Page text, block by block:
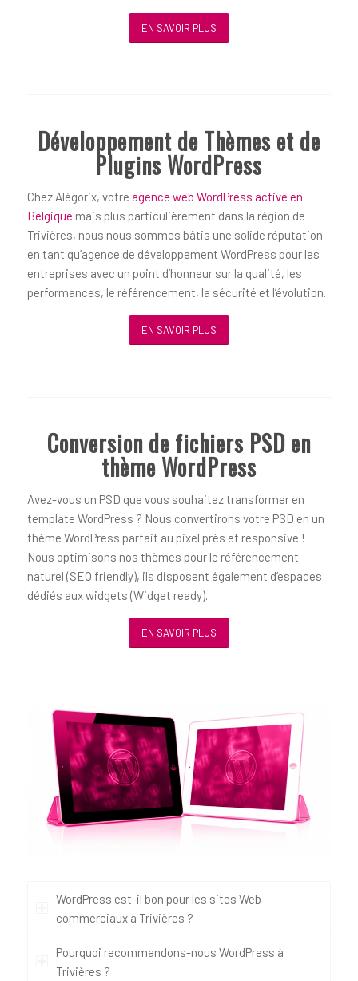
EN SAVOIR PLUS
Développement de Thèmes et de
Plugins WordPress
Chez Alégorix, votre agence web WordPress active en
Belgique mais plus particulièrement dans la région de
Trivières, nous nous sommes bâtis une solide réputation
en tant qu’agence de développement WordPress pour les
entreprises avec un point d’honneur sur la qualité, les
performances, le référencement, la sécurité et l’évolution.
EN SAVOIR PLUS
Conversion de fichiers PSD en
thème WordPress
Avez-vous un PSD que vous souhaitez transformer en
template WordPress ? Nous convertirons votre PSD en un
thème WordPress parfait au pixel près et responsive !
Nous optimisons nos thèmes pour le référencement
naturel (SEO friendly), ils disposent également d’espaces
dédiés aux widgets (Widget ready).
EN SAVOIR PLUS
WordPress est-il bon pour les sites Web
commerciaux à Trivières ?
Pourquoi recommandons-nous WordPress à
Trivières ?